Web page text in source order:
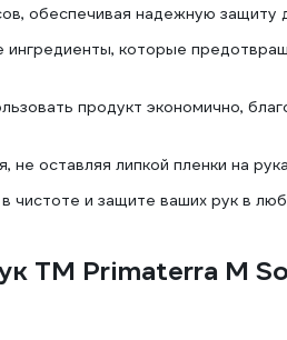
обеспечивая надежную защиту
которые
продукт экономично,
не оставляя липкой пленки на
и защите ваших рук в
TM Primaterra M